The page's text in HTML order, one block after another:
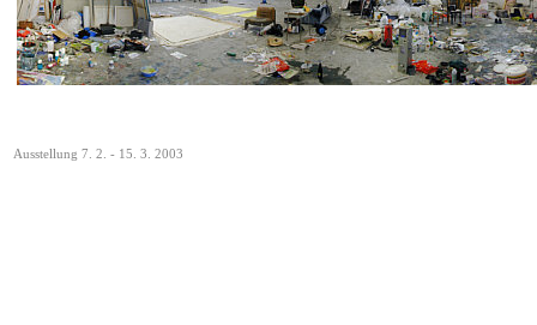
Ausstellung 7. 2. - 15. 3. 2003